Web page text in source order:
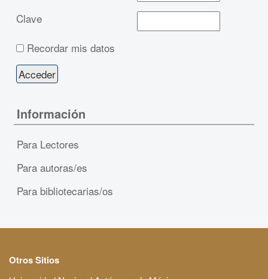
Clave
Recordar mis datos
Información
Para Lectores
Para autoras/es
Para bibliotecarias/os
Otros Sitios